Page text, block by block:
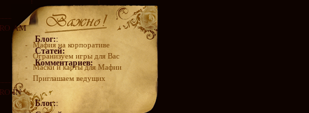
AM
Блог::
Статей:
Комментариев:
IN
Блог::
- Мафия на корпоративе
- Огранизуем игры для Вас
- Маски и карты для Мафии
- Приглашаем ведущих